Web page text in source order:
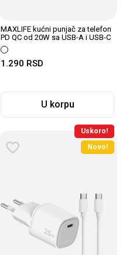
MAXLIFE kućni punjač za telefon
PD QC od 20W sa USB-A i USB-C
ulazom W...
1.290 RSD
U korpu
Uskoro!
Novo!